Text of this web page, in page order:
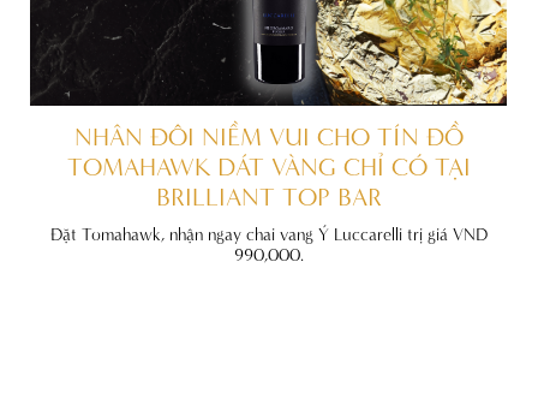
NHÂN ĐÔI NIỀM VUI CHO TÍN ĐỒ
TOMAHAWK DÁT VÀNG CHỈ CÓ TẠI
BRILLIANT TOP BAR
Đặt Tomahawk, nhận ngay chai vang Ý Luccarelli trị giá VND
990,000.